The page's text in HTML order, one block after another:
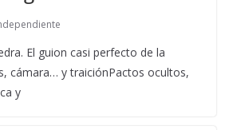
El guion casi perfecto de la
cámara… y traiciónPactos ocultos,
y